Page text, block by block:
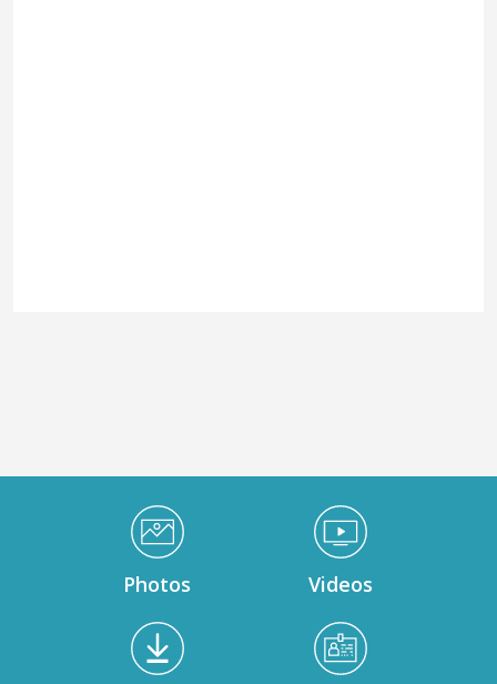
Médiathèque Footer
Photos Videos